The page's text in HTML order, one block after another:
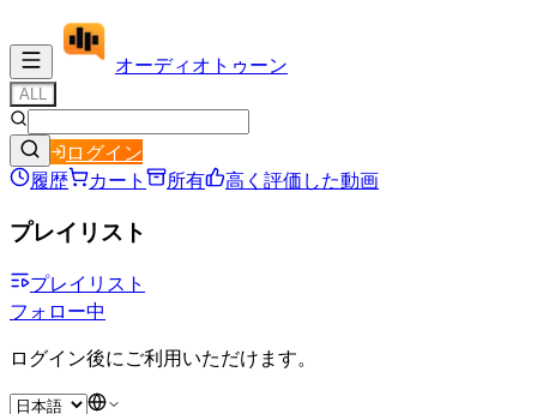
オーディオ トゥーン
ALL
ログイン
履歴
カート 所有 高く評価した動画
プレイリスト
プレイリスト
フォロー中
ログイン後にご利用いただけます。